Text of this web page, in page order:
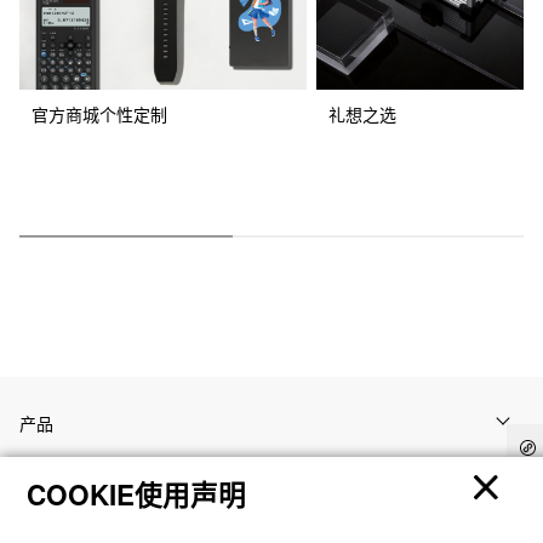
官方商城个性定制 礼想之选
产品
客户支持
COOKIE使用声明